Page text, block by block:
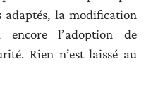
adaptés, la modification
encore l’adoption de
Rien n’est laissé au